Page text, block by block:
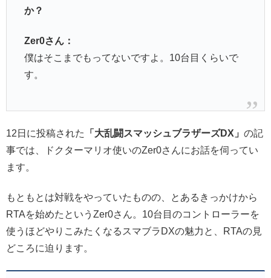
か？
Zer0さん：
僕はそこまでもってないですよ。10台目くらいで
す。
12日に投稿された 「大乱闘スマッシュブラザーズDX」 の記
事では、ドクターマリオ使いのZer0さんにお話を伺ってい
ます。
もともとは対戦をやっていたものの、とあるきっかけから
RTAを始めたというZer0さん。10台目のコントローラーを
使うほどやりこみたくなるスマブラDXの魅力と、RTAの見
どころに迫ります。